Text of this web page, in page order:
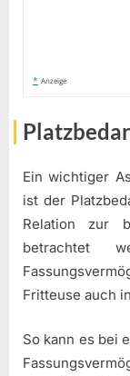
* Anzeige
Ein wichtiger
ist der
Relation zur
betrachtet
Fritteuse auch
So kann es bei